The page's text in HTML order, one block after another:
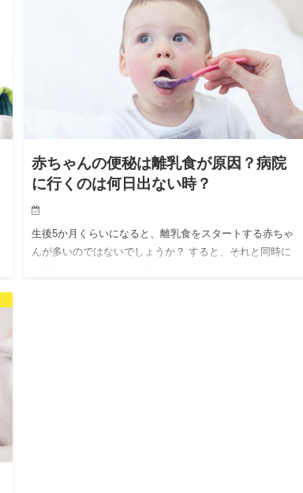
赤ちゃんの便秘は離乳食が原因？病院
に行くのは何日出ない時？
生後5か月くらいになると、離乳食をスタートする赤ちゃ
んが多いのではないでしょうか？ すると、それと同時に